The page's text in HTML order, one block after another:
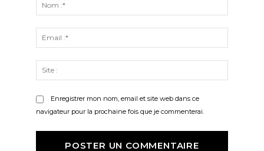
:*
:*
:
Enregistrer mon nom, email et site web dans ce
navigateur pour la prochaine fois que je commenterai.